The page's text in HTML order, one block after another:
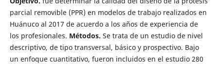
parcial removible (PPR) en modelos de trabajo realizados en
Huánuco al 2017 de acuerdo a los años de experiencia de
los profesionales. Métodos. Se trata de un estudio de nivel
descriptivo, de tipo transversal, básico y prospectivo. Bajo
un enfoque cuantitativo, fueron incluidos en el estudio 280